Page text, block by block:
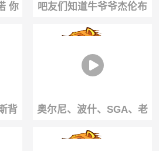
你
吧友们知道牛爷爷杰伦布
朗的梗怎么来的？ ...
背
奥尔尼、波什、SGA、老
鱼等力挺詹姆斯加盟76人...